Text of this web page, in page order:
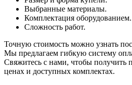
Выбранные материалы.
Комплектация оборудованием.
Сложность работ.
Точную стоимость можно узнать
Мы предлагаем гибкую систему
Свяжитесь с нами, чтобы
ценах и доступных комплектах.